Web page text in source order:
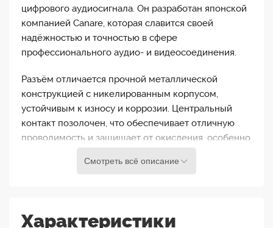
цифрового аудиосигнала. Он разработан японской
компанией Canare, которая славится своей
надёжностью и точностью в сфере
профессионального аудио- и видеосоединения.
Разъём отличается прочной металлической
конструкцией с никелированным корпусом,
устойчивым к износу и коррозии. Центральный
контакт позолочен, что обеспечивает отличную
проводимость и защищает от окисления, особенно
профессиональных условиях.
сердечнику, а экран — к корпусу разъёма. Это
Смотреть всё описание
Характеристики